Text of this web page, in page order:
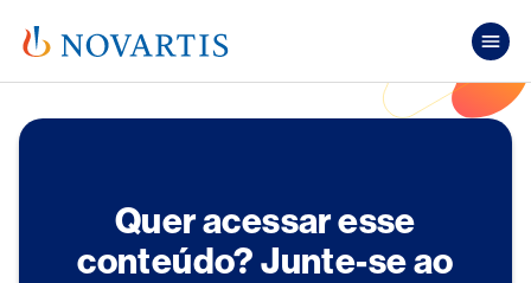
Quer acessar esse
conteúdo? Junte-se ao